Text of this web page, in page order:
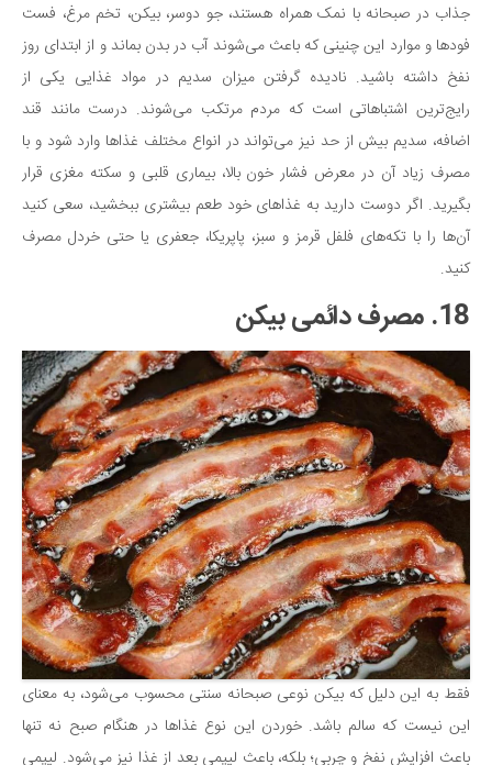
جذاب در صبحانه با نمک همراه هستند، جو دوسر، بیکن، تخم مرغ، فست
فودها و موارد این چنینی که باعث می‌شوند آب در بدن بماند و از ابتدای روز
نفخ داشته باشید. نادیده گرفتن میزان سدیم در مواد غذایی یکی از
رایج‌ترین اشتباهاتی است که مردم مرتکب می‌شوند. درست مانند قند
اضافه، سدیم بیش از حد نیز می‌تواند در انواع مختلف غذاها وارد شود و با
مصرف زیاد آن در معرض فشار خون بالا، بیماری قلبی و سکته مغزی قرار
بگیرید. اگر دوست دارید به غذاهای خود طعم بیشتری ببخشید، سعی کنید
آن‌ها را با تکه‌های فلفل قرمز و سبز، پاپریکا، جعفری یا حتی خردل مصرف
کنید.
18. مصرف دائمی بیکن
فقط به این دلیل که بیکن نوعی صبحانه سنتی محسوب می‌شود، به معنای
این نیست که سالم باشد. خوردن این نوع غذاها در هنگام صبح نه تنها
باعث افزایش نفخ و چربی؛ بلکه، باعث لیپمی بعد از غذا نیز می‌شود. لیپمی